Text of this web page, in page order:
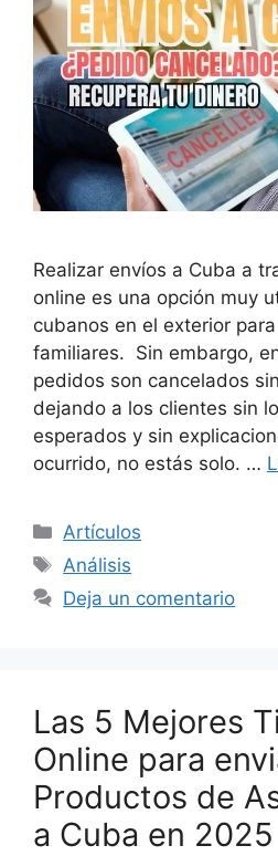
Realizar envíos a Cuba a
online es una opción muy
cubanos en el exterior
familiares. Sin embargo,
pedidos son cancelados
dejando a los clientes sin
esperados y sin
ocurrido, no estás solo. …
Categorías
Artículos
Etiquetas
Análisis
Deja un comentario
Las 5 Mejores
Online para
Productos de
a Cuba en 2025